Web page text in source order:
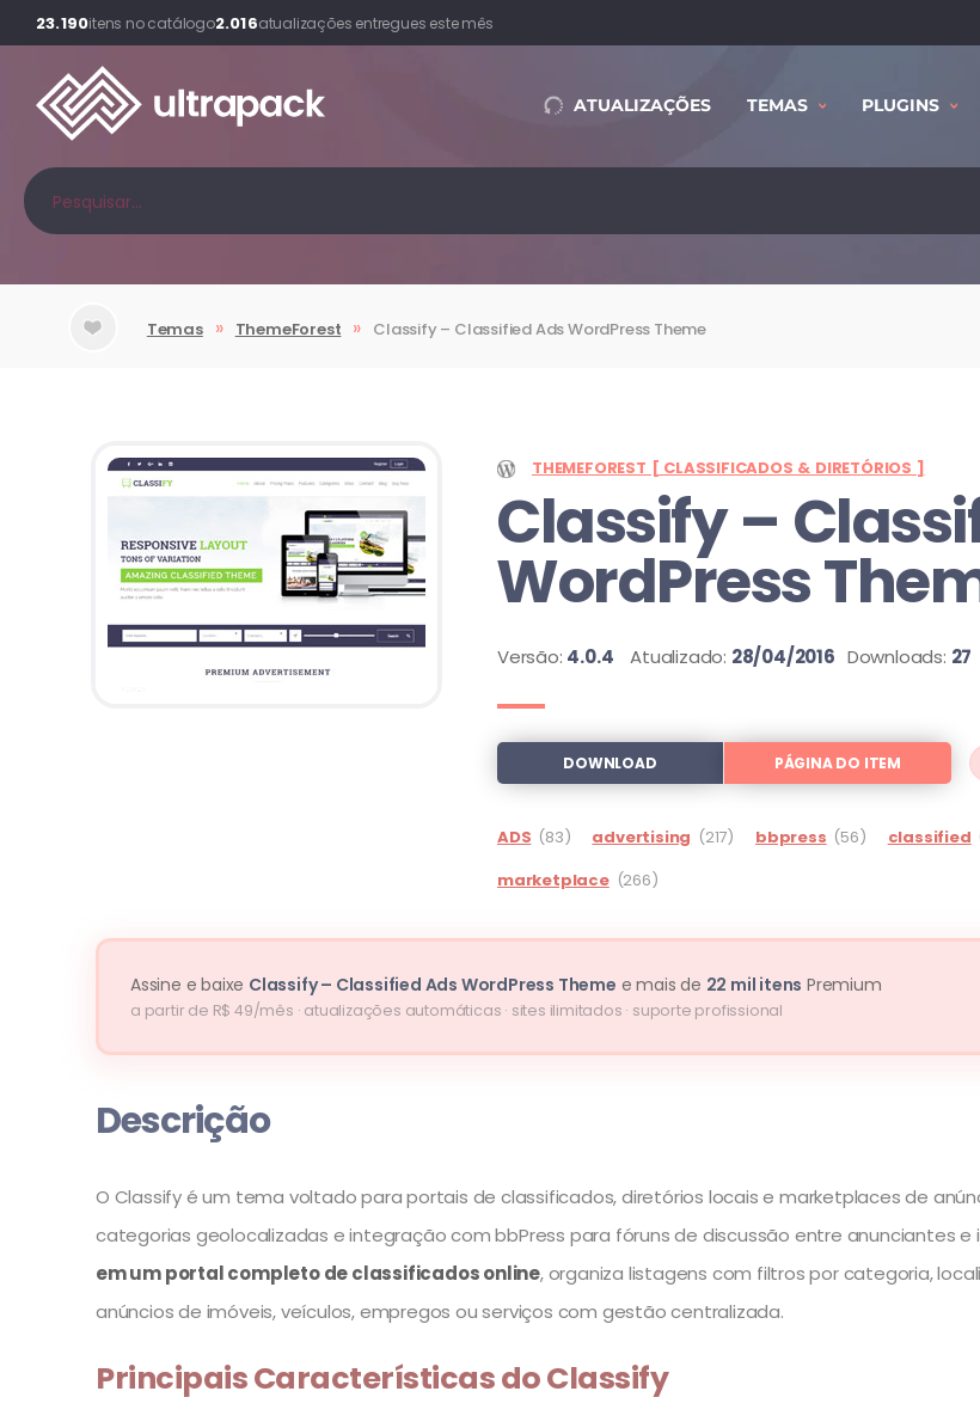
23.190itens no catálogo2.016atualizações entregues este mês
ATUALIZAÇÕES TEMAS PLUGINS
Temas » ThemeForest » Classify – Classified Ads WordPress Theme
THEMEFOREST [ CLASSIFICADOS & DIRETÓRIOS ]
Classify –
WordPress
Versão: 4.0.4 Atualizado: 28/04/2016 Downloads: 27
DOWNLOAD PÁGINA DO ITEM
ADS (83) advertising (217) bbpress (56) classified
marketplace (266)
Assine e baixe Classify – Classified Ads WordPress Theme e mais de 22 mil itens Premium
a partir de R$ 49/mês · atualizações automáticas · sites ilimitados · suporte profissional
Descrição
O Classify é um tema voltado para portais de classificados, diretórios locais e marketplaces de
categorias geolocalizadas e integração com bbPress para fóruns de discussão entre anunciantes
em um portal completo de classificados online, organiza listagens com filtros por categoria,
anúncios de imóveis, veículos, empregos ou serviços com gestão centralizada.
Principais Características do Classify